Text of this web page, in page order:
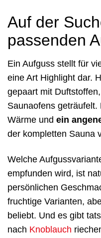
Auf der
passenden
Ein Aufguss stellt für
eine Art Highlight dar.
gepaart mit
Saunaofens
Wärme und ein
der kompletten Sauna
Welche
empfunden wird, ist
persönlichen
fruchtige Varianten,
beliebt. Und es gibt
nach Knoblauch